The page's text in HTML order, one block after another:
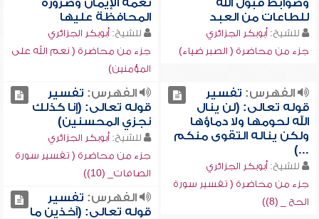
وضوابط قبول الله
للطاعات من العبد
للشيخ: أبوبكر الجزائري
جزء من محاضرة ( الصبر ضياء)
نعمة الإيمان وضرورة
المحافظة عليها
للشيخ: أبوبكر الجزائري
جزء من محاضرة ( نعم الله على
المؤمنين)
الفهرس: تفسير
قوله تعالى: (لن ينال
الله لحومها ولا دماؤها
ولكن يناله التقوى منكم
...)
للشيخ: أبوبكر الجزائري
جزء من محاضرة ( تفسير سورة
الحج _ (8))
الفهرس: تفسير
قوله تعالى: (إنا كذلك
نجزي المحسنين)
للشيخ: أبوبكر الجزائري
جزء من محاضرة ( تفسير سورة
الصافات_ (10))
الفهرس: تفسير
قوله تعالى: (آخذين ما